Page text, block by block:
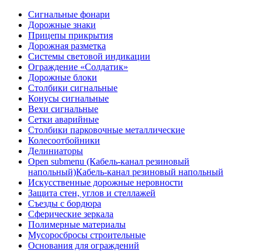
Сигнальные фонари
Дорожные знаки
Прицепы прикрытия
Дорожная разметка
Системы световой индикации
Ограждение «Солдатик»
Дорожные блоки
Столбики сигнальные
Конусы сигнальные
Вехи сигнальные
Сетки аварийные
Столбики парковочные металлические
Колесоотбойники
Делиниаторы
Open submenu (Кабель-канал резиновый
напольный)Кабель-канал резиновый напольный
Искусственные дорожные неровности
Защита стен, углов и стеллажей
Съезды с бордюра
Сферические зеркала
Полимерные материалы
Мусоросбросы строительные
Основания для ограждений